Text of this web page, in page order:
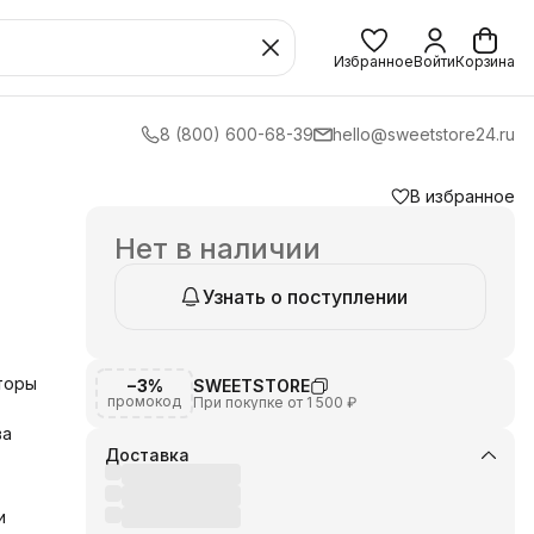
ИзбранноеВойтиКорзина
8 (800) 600-68-39 hello@sweetstore24.ru
В избранное
Нет в наличии
Узнать о поступлении
−3%
промокод
SWEETSTORE
При покупке от 1 500 ₽
Доставка